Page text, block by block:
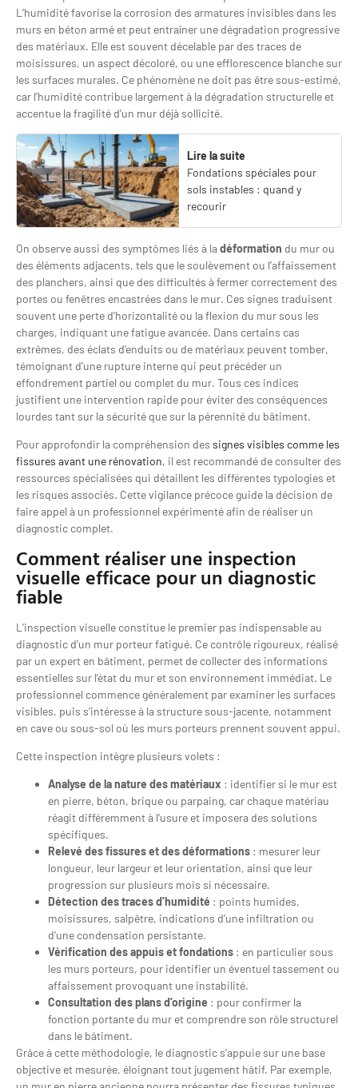
L’humidité favorise la corrosion des armatures invisibles dans les
murs en béton armé et peut entraîner une dégradation progressive
des matériaux. Elle est souvent décelable par des traces de
moisissures, un aspect décoloré, ou une efflorescence blanche sur
les surfaces murales. Ce phénomène ne doit pas être sous-estimé,
car l’humidité contribue largement à la dégradation structurelle et
accentue la fragilité d’un mur déjà sollicité.
Lire la suite
Fondations spéciales pour
sols instables : quand y
recourir
On observe aussi des symptômes liés à ladéformation du mur ou
des éléments adjacents, tels que le soulèvement ou l’affaissement
des planchers, ainsi que des difficultés à fermer correctement des
portes ou fenêtres encastrées dans le mur. Ces signes traduisent
souvent une perte d’horizontalité ou la flexion du mur sous les
charges, indiquant une fatigue avancée. Dans certains cas
extrêmes, des éclats d’enduits ou de matériaux peuvent tomber,
témoignant d’une rupture interne qui peut précéder un
effondrement partiel ou complet du mur. Tous ces indices
justifient une intervention rapide pour éviter des conséquences
lourdes tant sur la sécurité que sur la pérennité du bâtiment.
Pour approfondir la compréhension des signes visibles comme les
fissures avant une rénovation, il est recommandé de consulter des
ressources spécialisées qui détaillent les différentes typologies et
les risques associés. Cette vigilance précoce guide la décision de
faire appel à un professionnel expérimenté afin de réaliser un
diagnostic complet.
Comment réaliser une inspection
visuelle efficace pour un diagnostic
fiable
L’inspection visuelle constitue le premier pas indispensable au
diagnostic d’un mur porteur fatigué. Ce contrôle rigoureux, réalisé
par un expert en bâtiment, permet de collecter des informations
essentielles sur l’état du mur et son environnement immédiat. Le
professionnel commence généralement par examiner les surfaces
visibles, puis s’intéresse à la structure sous-jacente, notamment
en cave ou sous-sol où les murs porteurs prennent souvent appui.
Cette inspection intègre plusieurs volets :
Analyse de la nature des matériaux : identifier si le mur est
en pierre, béton, brique ou parpaing, car chaque matériau
réagit différemment à l’usure et imposera des solutions
spécifiques.
Relevé des fissures et des déformations : mesurer leur
longueur, leur largeur et leur orientation, ainsi que leur
progression sur plusieurs mois si nécessaire.
Détection des traces d’humidité : points humides,
moisissures, salpêtre, indications d’une infiltration ou
d’une condensation persistante.
Vérification des appuis et fondations : en particulier sous
les murs porteurs, pour identifier un éventuel tassement ou
affaissement provoquant une instabilité.
Consultation des plans d’origine : pour confirmer la
fonction portante du mur et comprendre son rôle structurel
dans le bâtiment.
Grâce à cette méthodologie, le diagnostic s’appuie sur une base
objective et mesurée, éloignant tout jugement hâtif. Par exemple,